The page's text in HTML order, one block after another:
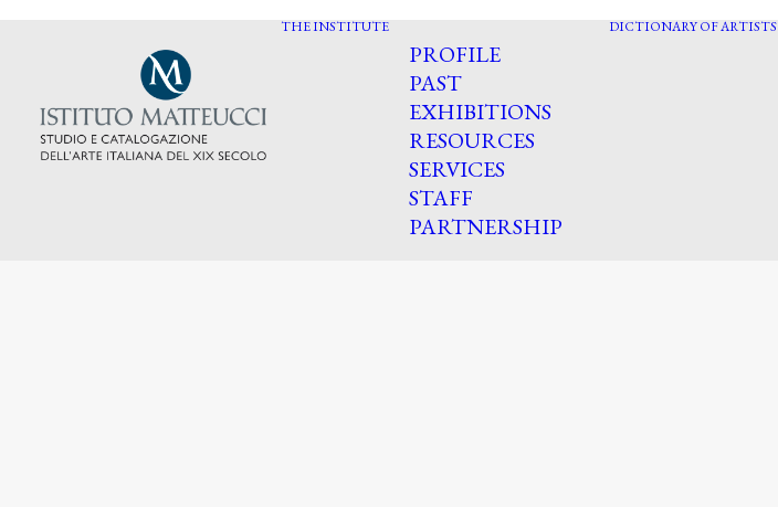
THE INSTITUTE
PROFILE
PAST
EXHIBITIONS
RESOURCES
SERVICES
STAFF
PARTNERSHIP
DICTIONARY OF ARTISTS